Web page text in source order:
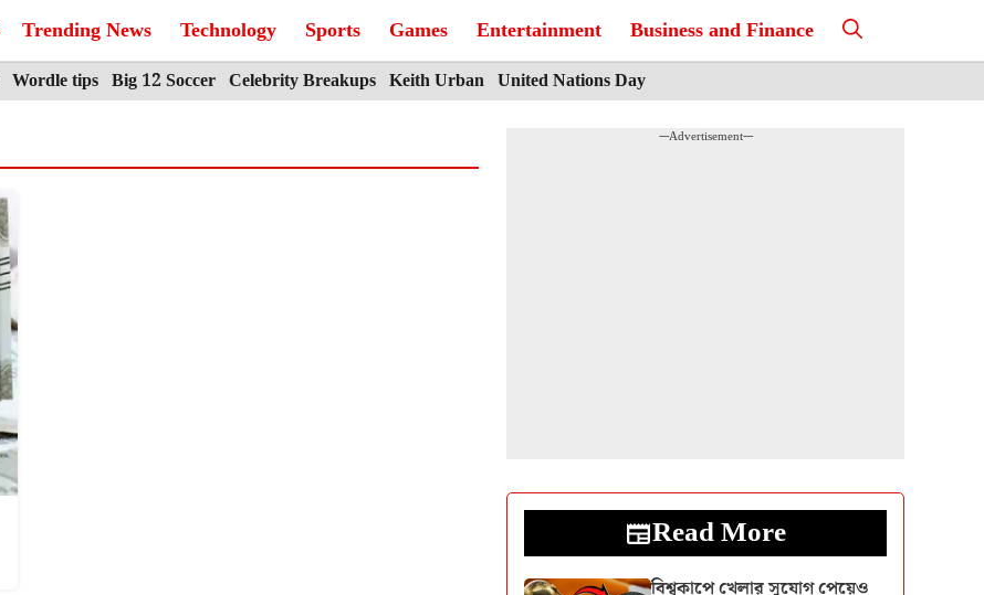
Trending News Technology Sports Games Entertainment Business and Finance
Wordle tips Big 12 Soccer Celebrity Breakups Keith Urban United Nations Day
---Advertisement---
Read More
বিশ্বকাপে খেলার সুযোগ পেয়েও